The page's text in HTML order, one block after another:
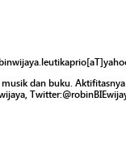
dan buku.